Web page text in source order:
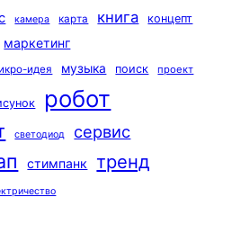
камера карта книга
концепт
маркетинг
идея музыка поиск проект
робот
светодиод сервис
стимпанк тренд